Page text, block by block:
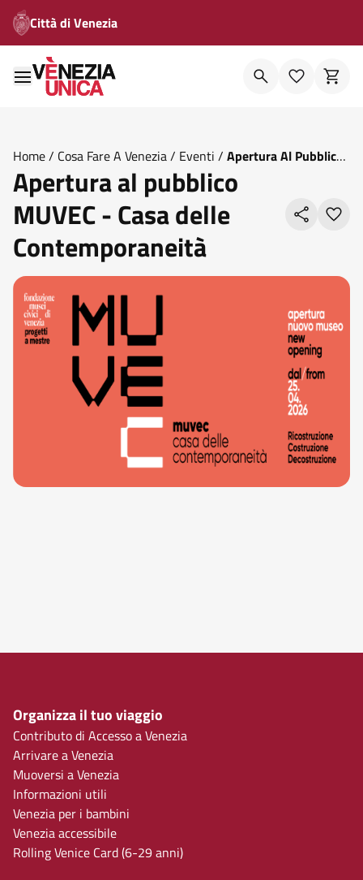
Città di Venezia
Home/ Cosa Fare A Venezia/ Eventi / Apertura Al Pubblico
Muvec Casa Delle Contemporaneita
Apertura al pubblico
MUVEC - Casa delle
Contemporaneità
Organizza il tuo viaggio
Contributo di Accesso a Venezia
Arrivare a Venezia
Muoversi a Venezia
Informazioni utili
Venezia per i bambini
Venezia accessibile
Rolling Venice Card (6-29 anni)